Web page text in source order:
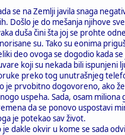
se na Zemlji javila snaga
Došlo je do mešanja njihove
duša čini šta joj se prohte
su. Tako su eonima
deo ovoga se dogodio kada
koji su nekada bili ispunjeni
preko tog unutrašnjeg
je prvobitno dogovoreno, ako
uspeha. Sada, osam
da se ponovo uspostavi
je potekao sav život.
je dakle okvir u kome se sada